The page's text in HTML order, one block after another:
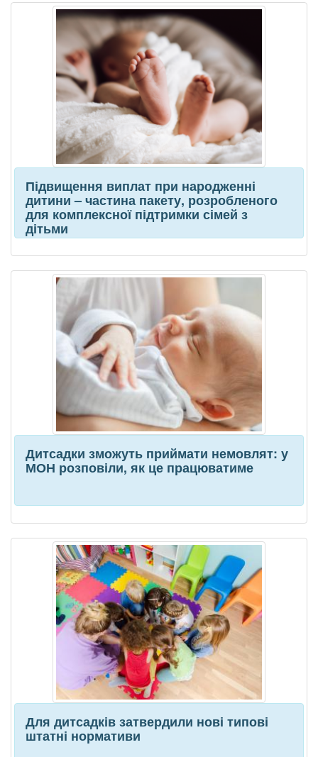
Підвищення виплат при народженні
дитини – частина пакету, розробленого
для комплексної підтримки сімей з
дітьми
Дитсадки зможуть приймати немовлят: у
МОН розповіли, як це працюватиме
Для дитсадків затвердили нові типові
штатні нормативи